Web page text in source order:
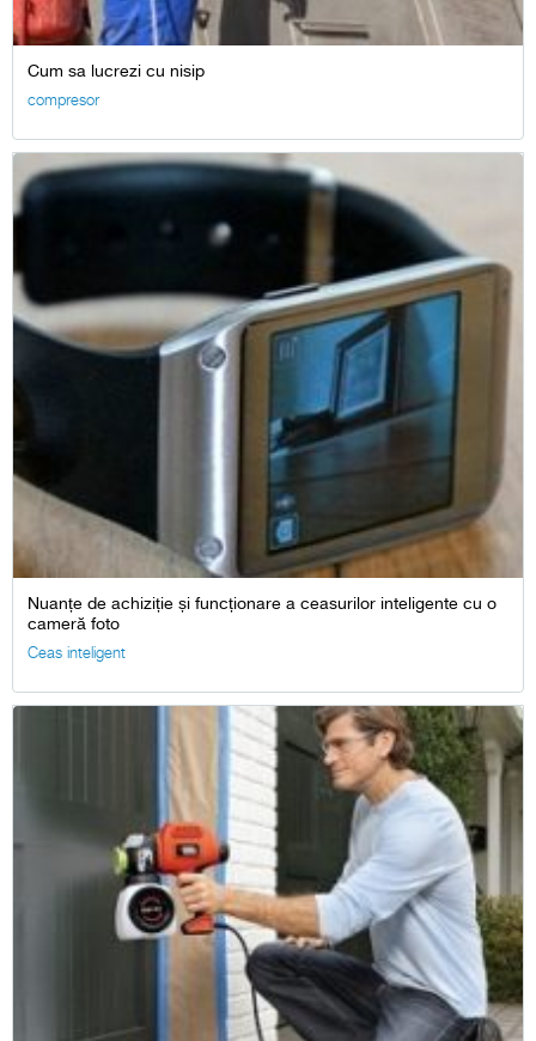
Cum sa lucrezi cu nisip
compresor
Nuanțe de achiziție și funcționare a ceasurilor inteligente cu o
cameră foto
Ceas inteligent